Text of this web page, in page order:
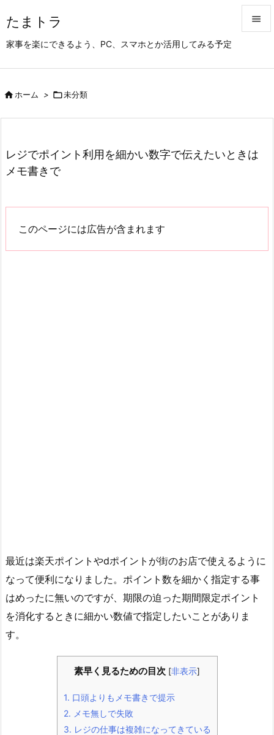
たまトラ
家事を楽にできるよう、PC、スマホとか活用してみる予定

前へ
次へ
ホーム > 未分類
レジでポイント利用を細かい数字で伝えたいときは
メモ書きで
このページには広告が含まれます
最近は楽天ポイントやdポイントが街のお店で使えるように
なって便利になりました。ポイント数を細かく指定する事
はめったに無いのですが、期限の迫った期間限定ポイント
を消化するときに細かい数値で指定したいことがありま
す。
素早く見るための目次 [非表示]
1. 口頭よりもメモ書きで提示
2. メモ無しで失敗
3. レジの仕事は複雑になってきている